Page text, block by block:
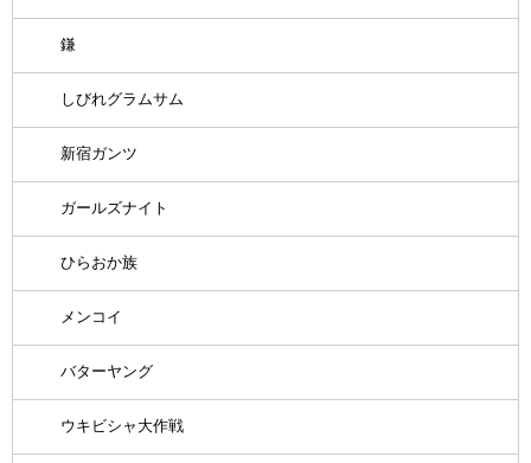
鎌
しびれグラムサム
新宿ガンツ
ガールズナイト
ひらおか族
メンコイ
バターヤング
ウキビシャ大作戦